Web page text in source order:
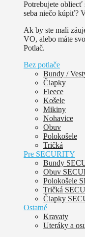
Potrebujete obliecť
seba niečo kúpiť?
Ak by ste mali
VO, alebo máte
Potlač.
Bez potlače
Bundy /
Čiapky
Fleece
Košele
Mikiny
Nohavice
Obuv
Polokošele
Tričká
Pre SECURITY
Bundy
Obuv
Polokošele
Tričká
Čiapky
Ostatné
Kravaty
Uteráky a